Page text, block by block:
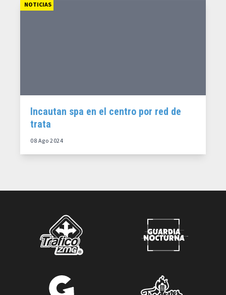
NOTICIAS
Incautan spa en el centro por red de
trata
08 Ago 2024